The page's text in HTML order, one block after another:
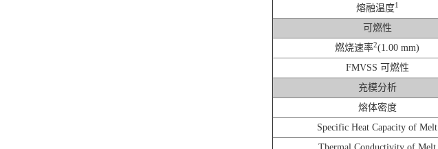
熔融温度1
可燃性
燃烧速率2(1.00 mm)
FMVSS 可燃性
充模分析
熔体密度
Specific Heat Capacity of Melt